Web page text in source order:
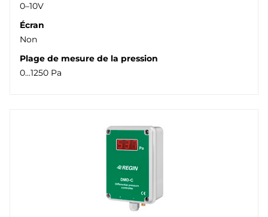
0–10V
Écran
Non
Plage de mesure de la pression
0...1250 Pa